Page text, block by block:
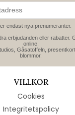
endast nya prenumeranter.
erbjudanden eller rabatter.
online.
Gåsatoffeln,
blommor.
VILLKOR
Cookies
Integritetspolicy